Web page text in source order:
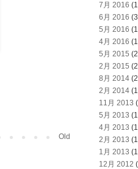
Old
7月 2016
6月 2016
5月 2016
4月 2016
5月 2015
2月 2015
8月 2014
2月 2014
11月 2013
5月 2013
4月 2013
2月 2013
1月 2013
12月 2012